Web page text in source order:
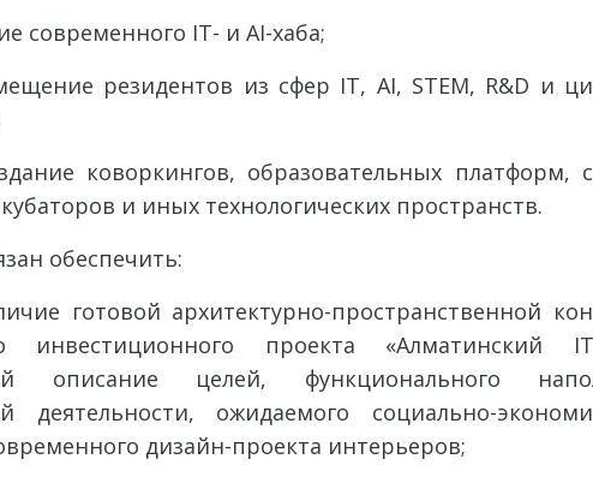
IT- и AI-хаба;
резидентов из сфер IT, AI, STEM, R&D и
коворкингов, образовательных платформ,
и иных технологических пространств.
обеспечить:
архитектурно-пространственной
инвестиционного проекта «Алматинский
описание целей, функционального
деятельности, ожидаемого социально-
дизайн-проекта интерьеров;